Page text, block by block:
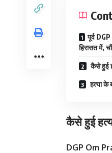
पूर्व
हिरासत में,
कैसे हुई
हत्या के
कैसे हुई
DGP Om